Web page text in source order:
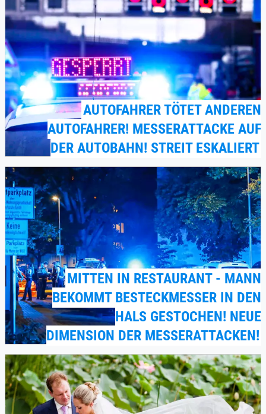
AUTOFAHRER TÖTET ANDEREN
AUTOFAHRER! MESSERATTACKE AUF
DER AUTOBAHN! STREIT ESKALIERT
MITTEN IN RESTAURANT - MANN
BEKOMMT BESTECKMESSER IN DEN
HALS GESTOCHEN! NEUE
DIMENSION DER MESSERATTACKEN!